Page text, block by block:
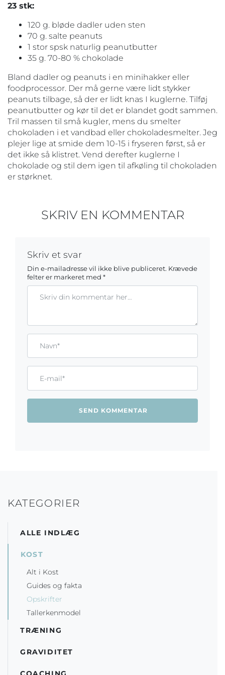
23 stk:
120 g. bløde dadler uden sten
70 g. salte peanuts
1 stor spsk naturlig peanutbutter
35 g. 70-80 % chokolade
Bland dadler og peanuts i en minihakker eller
foodprocessor. Der må gerne være lidt stykker
peanuts tilbage, så der er lidt knas I kuglerne. Tilføj
peanutbutter og kør til det er blandet godt sammen.
Tril massen til små kugler, mens du smelter
chokoladen i et vandbad eller chokoladesmelter. Jeg
plejer lige at smide dem 10-15 i fryseren først, så er
det ikke så klistret. Vend derefter kuglerne I
chokolade og stil dem igen til afkøling til chokoladen
er størknet.
SKRIV EN KOMMENTAR
Skriv et svar
Din e-mailadresse vil ikke blive publiceret. Krævede
felter er markeret med *
KATEGORIER
ALLE INDLÆG
KOST
Alt i Kost
Guides og fakta
Opskrifter
Tallerkenmodel
TRÆNING
GRAVIDITET